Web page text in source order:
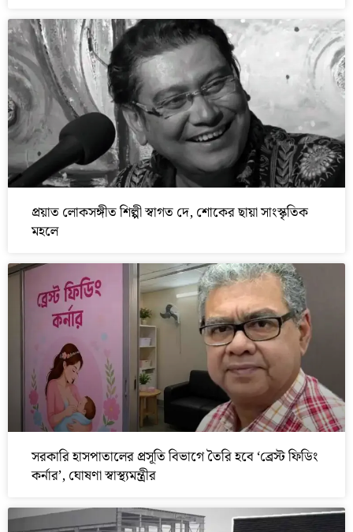
প্রয়াত লোকসঙ্গীত শিল্পী স্বাগত দে, শোকের ছায়া সাংস্কৃতিক
মহলে
সরকারি হাসপাতালের প্রসূতি বিভাগে তৈরি হবে ‘ব্রেস্ট ফিডিং
কর্নার’, ঘোষণা স্বাস্থ্যমন্ত্রীর